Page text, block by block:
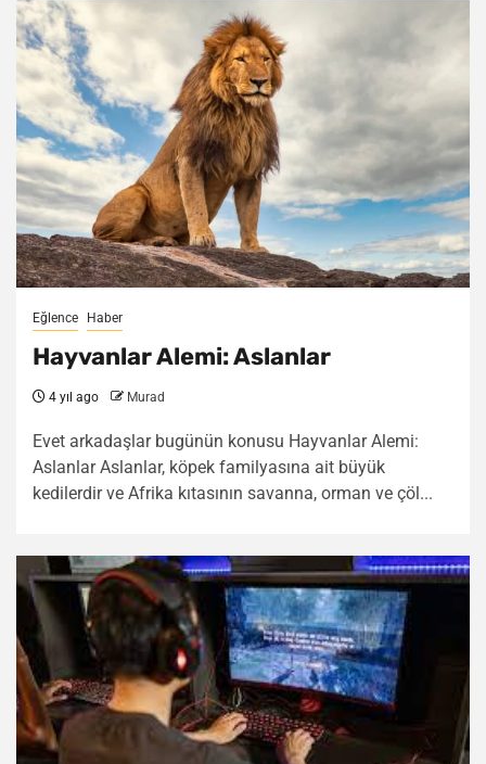
Eğlence Haber
Hayvanlar Alemi: Aslanlar
4 yıl ago Murad
Evet arkadaşlar bugünün konusu Hayvanlar Alemi:
Aslanlar Aslanlar, köpek familyasına ait büyük
kedilerdir ve Afrika kıtasının savanna, orman ve çöl...